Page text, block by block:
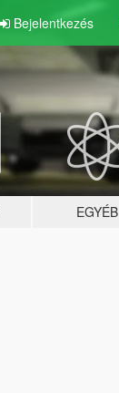
Bejelentkezés
EGYÉB